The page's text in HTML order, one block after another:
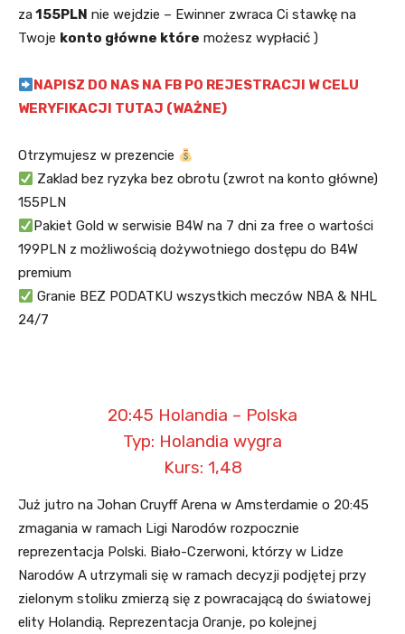
za155PLN nie wejdzie – Ewinner zwraca Ci stawkę na
Twoje konto główne które możesz wypłacić )
NAPISZ DO NAS NA FB PO REJESTRACJI W CELU
WERYFIKACJI TUTAJ (WAŻNE)
Otrzymujesz w prezencie
Zaklad bez ryzyka bez obrotu (zwrot na konto główne)
155PLN
Pakiet Gold w serwisie B4W na 7 dni za free o wartości
199PLN z możliwością dożywotniego dostępu do B4W
premium
Granie BEZ PODATKU wszystkich meczów NBA & NHL
24/7
20:45 Holandia – Polska
Typ: Holandia wygra
Kurs: 1,48
Już jutro na Johan Cruyff Arena w Amsterdamie o 20:45
zmagania w ramach Ligi Narodów rozpocznie
reprezentacja Polski. Biało-Czerwoni, którzy w Lidze
Narodów A utrzymali się w ramach decyzji podjętej przy
zielonym stoliku zmierzą się z powracającą do światowej
elity Holandią. Reprezentacja Oranje, po kolejnej